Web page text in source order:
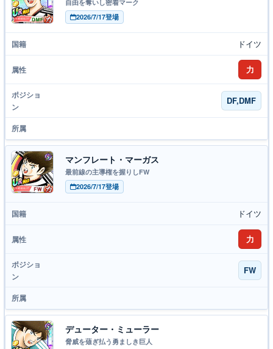
自由を奪いし密着マーク
2026/7/17登場
ドイツ
力
DF,DMF
マンフレート・マーガス
最前線の主導権を握りしFW
2026/7/17登場
ドイツ
力
FW
デューター・ミューラー
脅威を薙ぎ払う勇ましき巨人